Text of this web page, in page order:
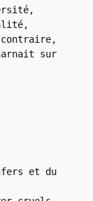
sur
et du